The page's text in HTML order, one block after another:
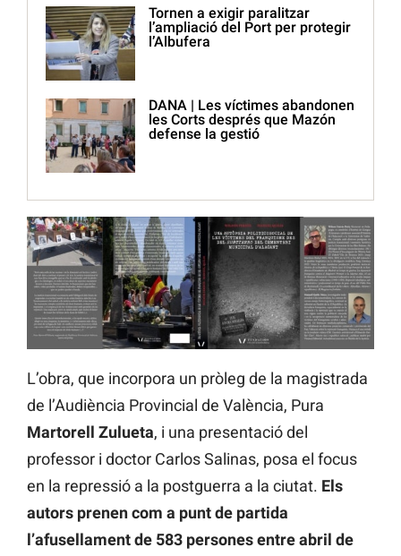
Tornen a exigir paralitzar
l’ampliació del Port per protegir
l’Albufera
DANA | Les víctimes abandonen
les Corts després que Mazón
defense la gestió
L’obra, que incorpora un pròleg de la magistrada
de l’Audiència Provincial de València, Pura
Martorell Zulueta, i una presentació del
professor i doctor Carlos Salinas, posa el focus
en la repressió a la postguerra a la ciutat. Els
autors prenen com a punt de partida
l’afusellament de 583 persones entre abril de